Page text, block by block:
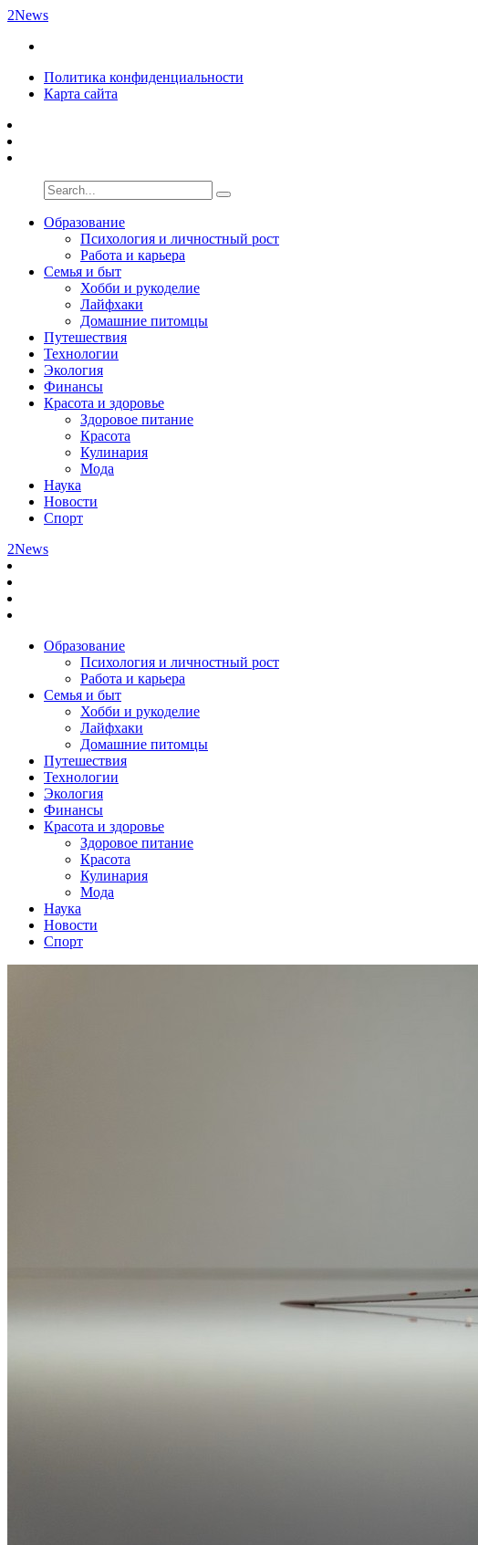
2News
Политика конфиденциальности
Карта сайта
Образование
Психология и личностный рост
Работа и карьера
Семья и быт
Хобби и рукоделие
Лайфхаки
Домашние питомцы
Путешествия
Технологии
Экология
Финансы
Красота и здоровье
Здоровое питание
Красота
Кулинария
Мода
Наука
Новости
Спорт
2News
Образование
Психология и личностный рост
Работа и карьера
Семья и быт
Хобби и рукоделие
Лайфхаки
Домашние питомцы
Путешествия
Технологии
Экология
Финансы
Красота и здоровье
Здоровое питание
Красота
Кулинария
Мода
Наука
Новости
Спорт